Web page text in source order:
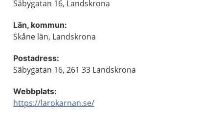
Säbygatan 16, Landskrona
Län, kommun:
Skåne län, Landskrona
Postadress:
Säbygatan 16, 261 33 Landskrona
Webbplats:
https://larokarnan.se/